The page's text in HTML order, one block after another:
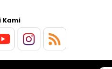
Kami